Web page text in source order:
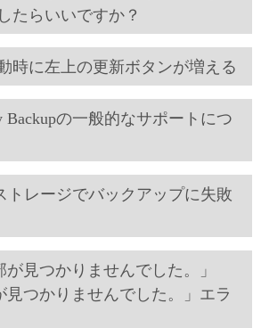
たらいいですか？
時に左上の更新ボタンが増える
Backupの一般的なサポートにつ
トレージでバックアップに失敗
が見つかりませんでした。」
見つかりませんでした。」エラ